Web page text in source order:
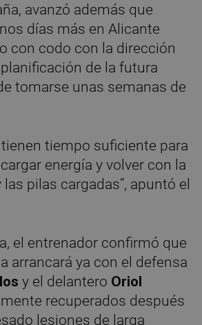
avanzó además que
días más en Alicante
con codo con la dirección
de la futura
tomarse unas semanas de
tiempo suficiente para
energía y volver con la
pilas cargadas”, apuntó el
el entrenador confirmó que
arrancará ya con el defensa
y el delantero Oriol
recuperados después
lesiones de larga